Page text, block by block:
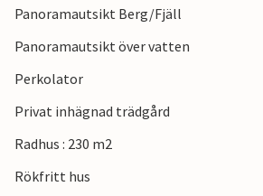
Panoramautsikt Berg/Fjäll
Panoramautsikt över vatten
Perkolator
Privat inhägnad trädgård
Radhus : 230 m2
Rökfritt hus